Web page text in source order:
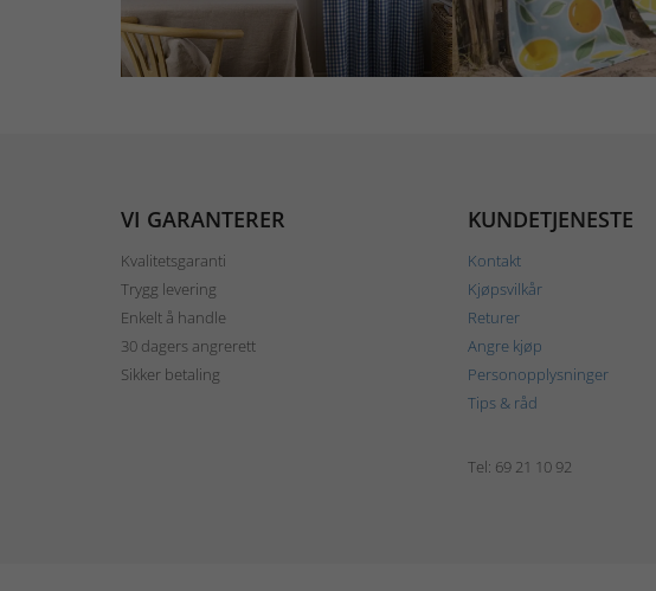
VI GARANTERER
Kvalitetsgaranti
Trygg levering
Enkelt å handle
30 dagers angrerett
Sikker betaling
KUNDETJENESTE
Kontakt
Kjøpsvilkår
Returer
Angre kjøp
Personopplysninger
Tips & råd
Tel: 69 21 10 92